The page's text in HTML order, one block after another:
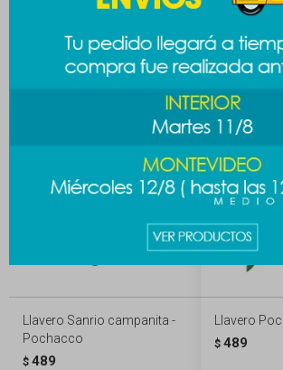
Productos que te pueden
Llavero Sanrio campanita -
Pochacco
$ 489
Llavero
$ 489